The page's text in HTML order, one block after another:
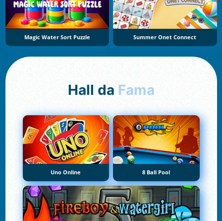
Magic Water Sort Puzzle Summer Onet Connect
Hall da Fama
Uno Online 8 Ball Pool